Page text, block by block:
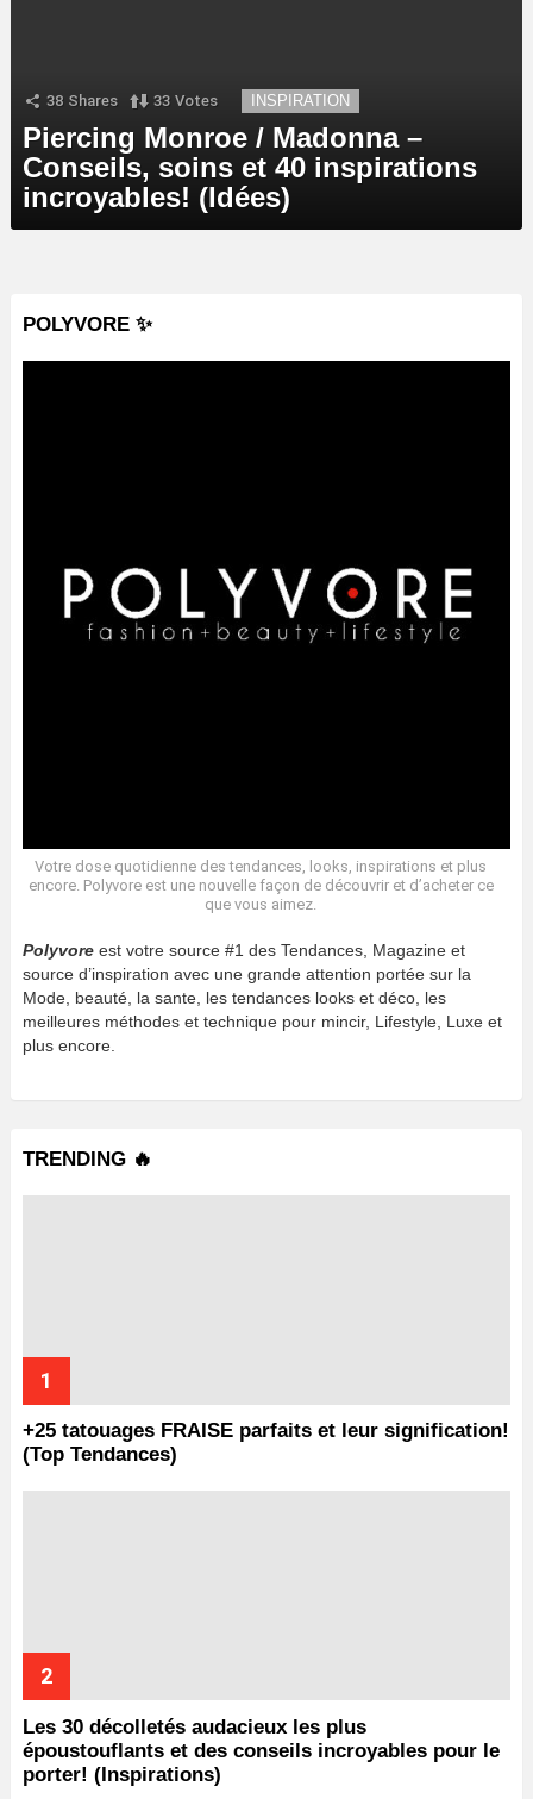
38 Shares 33 Votes INSPIRATION
Piercing Monroe / Madonna –
Conseils, soins et 40 inspirations
incroyables! (Idées)
POLYVORE ✨
Votre dose quotidienne des tendances, looks, inspirations et plus
encore. Polyvore est une nouvelle façon de découvrir et d’acheter ce
que vous aimez.
Polyvore est votre source #1 des Tendances, Magazine et
source d’inspiration avec une grande attention portée sur la
Mode, beauté, la sante, les tendances looks et déco, les
meilleures méthodes et technique pour mincir, Lifestyle, Luxe et
plus encore.
TRENDING 🔥
+25 tatouages ​​FRAISE parfaits et leur signification!
(Top Tendances)
Les 30 décolletés audacieux les plus
époustouflants et des conseils incroyables pour le
porter! (Inspirations)